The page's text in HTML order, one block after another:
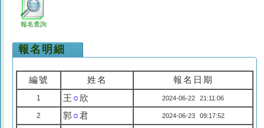
報名查詢
報名明細
編號 姓名 報名日期
1 王 ○ 欣 2024-06-22 21:11:06
2 郭 ○君 2024-06-23 09:17:52